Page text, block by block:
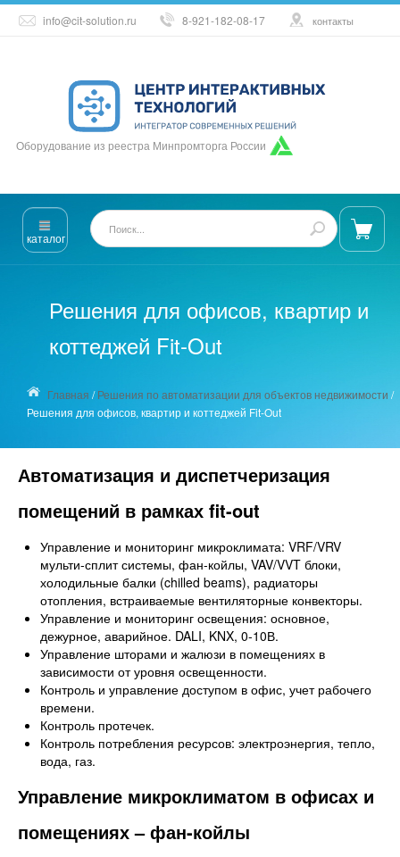
info@cit-solution.ru 8-921-182-08-17 контакты
Оборудование из реестра Минпромторга России
каталог
Решения для офисов, квартир и
коттеджей Fit-Out
Главная /Решения по автоматизации для объектов недвижимости /
Решения для офисов, квартир и коттеджей Fit-Out
Автоматизация и диспетчеризация
помещений в рамках fit-out
Управление и мониторинг микроклимата: VRF/VRV
мульти-сплит системы, фан-койлы, VAV/VVT блоки,
холодильные балки (chilled beams), радиаторы
отопления, встраиваемые вентиляторные конвекторы.
Управление и мониторинг освещения: основное,
дежурное, аварийное. DALI, KNX, 0-10В.
Управление шторами и жалюзи в помещениях в
зависимости от уровня освещенности.
Контроль и управление доступом в офис, учет рабочего
времени.
Контроль протечек.
Контроль потребления ресурсов: электроэнергия, тепло,
вода, газ.
Управление микроклиматом в офисах и
помещениях – фан-койлы